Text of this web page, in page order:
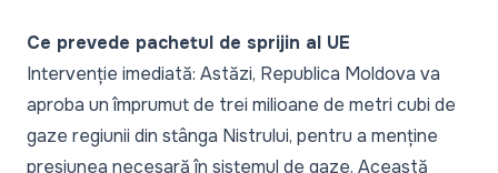
Ce prevede pachetul de sprijin al UE
Intervenție imediată: Astăzi, Republica Moldova va
aproba un împrumut de trei milioane de metri cubi de
gaze regiunii din stânga Nistrului, pentru a menține
presiunea necesară în sistemul de gaze. Această